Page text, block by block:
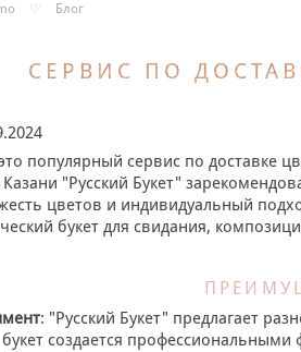
♡ Блог
СЕРВИС ПО
популярный сервис по доставке
"Русский Букет"
цветов и индивидуальный
букет для свидания,
: "Русский Букет" предлагает
создается